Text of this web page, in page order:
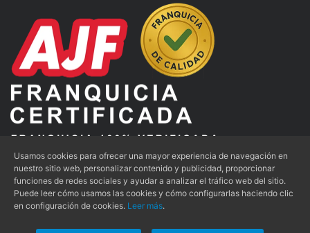
Aviso Legal | Condiciones de Uso | Política de Privacidad |
Política de Cookies
Dossier
Usamos cookies para ofrecer una mayor experiencia de navegación en
nuestro sitio web, personalizar contenido y publicidad, proporcionar
funciones de redes sociales y ayudar a analizar el tráfico web del sitio.
Puede leer cómo usamos las cookies y cómo configurarlas haciendo clic
en configuración de cookies. Leer más.